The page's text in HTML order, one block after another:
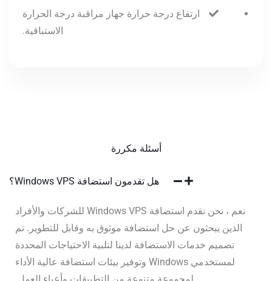
ارتفاع درجة حرارة جهاز مراقبة درجة الحرارة
الاستباقية.
أسئلة مكررة
هل تقدمون استضافة Windows VPS؟
نعم ، نحن نقدم استضافة Windows VPS للشركات والأفراد
الذين يبحثون عن حل استضافة موثوق به وقابل للتطوير. تم
تصميم خدمات الاستضافة لدينا لتلبية الاحتياجات المحددة
لمستخدمي Windows وتوفير بيئات استضافة عالية الأداء